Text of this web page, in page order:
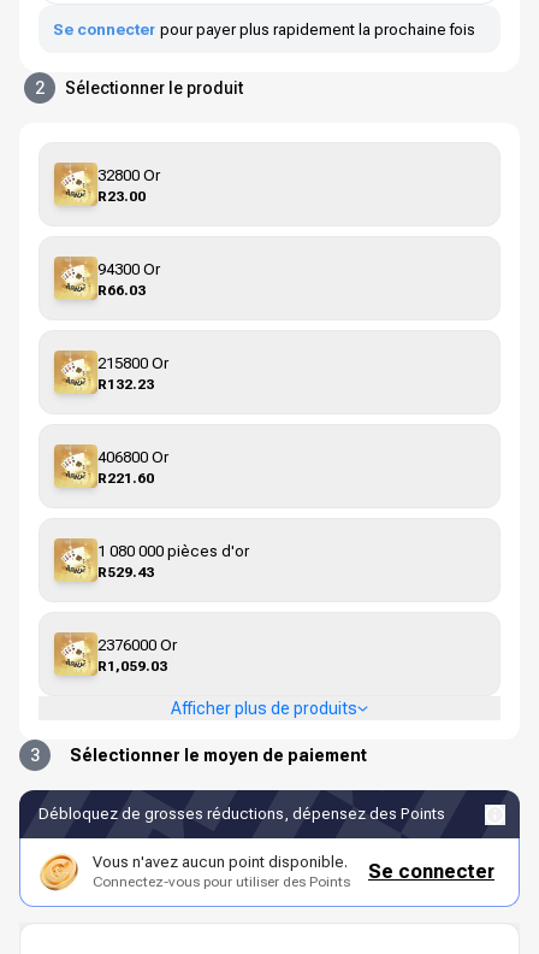
Se connecter pour payer plus rapidement la prochaine fois
2 Sélectionner le produit
32800 Or
R23.00
94300 Or
R66.03
215800 Or
R132.23
406800 Or
R221.60
1 080 000 pièces d'or
R529.43
2376000 Or
R1,059.03
Afficher plus de produits
3 Sélectionner le moyen de paiement
Débloquez de grosses réductions, dépensez des Points
Vous n'avez aucun point disponible.
Connectez-vous pour utiliser des Points Se connecter